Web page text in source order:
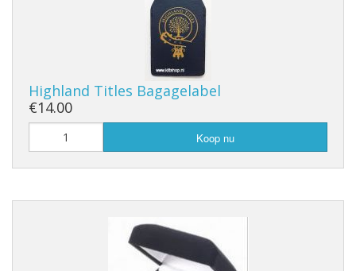
Highland Titles Bagagelabel
€14.00
Koop nu